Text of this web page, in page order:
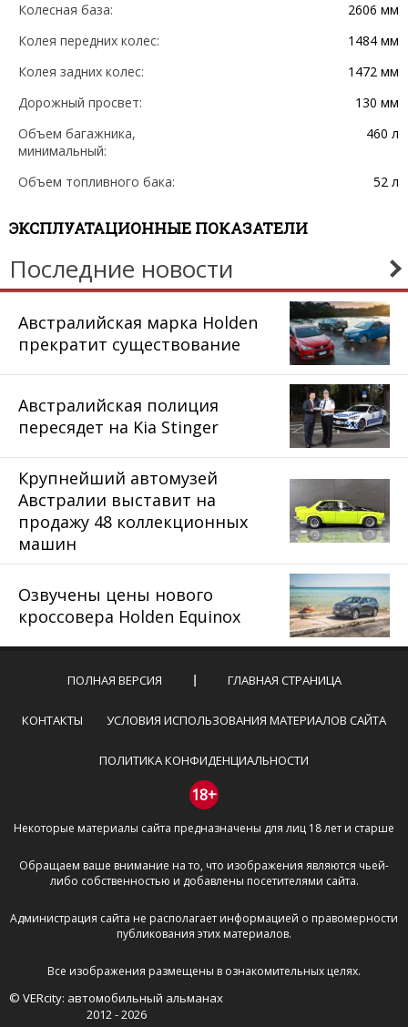
Колесная база:
2606 мм
Колея передних колес:
1484 мм
Колея задних колес:
1472 мм
Дорожный просвет:
130 мм
Объем багажника,
минимальный:
460 л
Объем топливного бака: 52 л
ЭКСПЛУАТАЦИОННЫЕ ПОКАЗАТЕЛИ
Последние новости
Австралийская марка Holden
прекратит существование
Австралийская полиция
пересядет на Kia Stinger
Крупнейший автомузей
Австралии выставит на
продажу 48 коллекционных
машин
Озвучены цены нового
кроссовера Holden Equinox
ПОЛНАЯ ВЕРСИЯ ГЛАВНАЯ СТРАНИЦА
КОНТАКТЫ УСЛОВИЯ ИСПОЛЬЗОВАНИЯ МАТЕРИАЛОВ САЙТА
ПОЛИТИКА КОНФИДЕНЦИАЛЬНОСТИ
18+
Некоторые материалы сайта предназначены для лиц 18 лет и старше
Обращаем ваше внимание на то, что изображения являются чьей-
либо собственностью и добавлены посетителями сайта.
Администрация сайта не располагает информацией о правомерности
публикования этих материалов.
Все изображения размещены в ознакомительных целях.
© VERcity: автомобильный альманах
2012 - 2026